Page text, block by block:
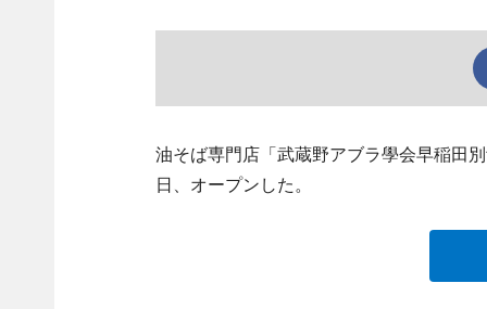
油そば専門店「武蔵野アブラ學会早稲田
日、オープンした。